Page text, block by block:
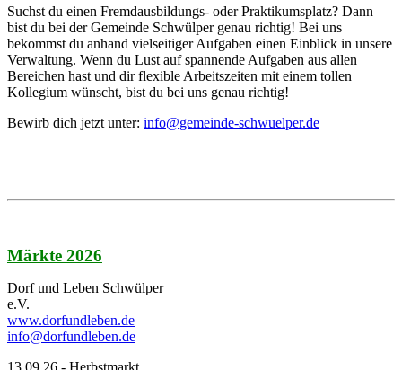
Suchst du einen Fremdausbildungs- oder Praktikumsplatz? Dann
bist du bei der Gemeinde Schwülper genau richtig! Bei uns
bekommst du anhand vielseitiger Aufgaben einen Einblick in unsere
Verwaltung. Wenn du Lust auf spannende Aufgaben aus allen
Bereichen hast und dir flexible Arbeitszeiten mit einem tollen
Kollegium wünscht, bist du bei uns genau richtig!
Bewirb dich jetzt unter: info@gemeinde-schwuelper.de
Märkte 2026
Dorf und Leben Schwülper
e.V.
www.dorfundleben.de
info@dorfundleben.de